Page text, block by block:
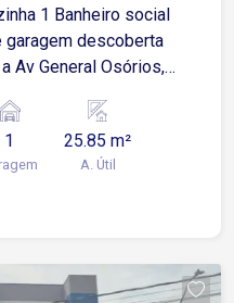
1 Banheiro social
garagem descoberta
Av General Osórios,
1 25.85 m²
A. Útil